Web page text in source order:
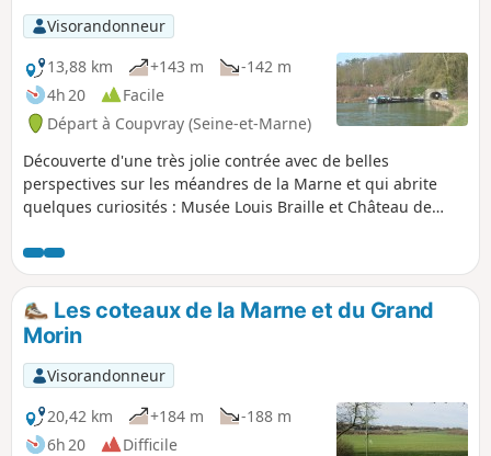
Visorandonneur
13,88 km
+143 m
-142 m
4h 20
Facile
Départ à Coupvray (Seine-et-Marne)
Découverte d'une très jolie contrée avec de belles
perspectives sur les méandres de la Marne et qui abrite
quelques curiosités : Musée Louis Braille et Château de
sculptures de la Dhuis.
Les coteaux de la Marne et du Grand
Morin
Visorandonneur
20,42 km
+184 m
-188 m
6h 20
Difficile